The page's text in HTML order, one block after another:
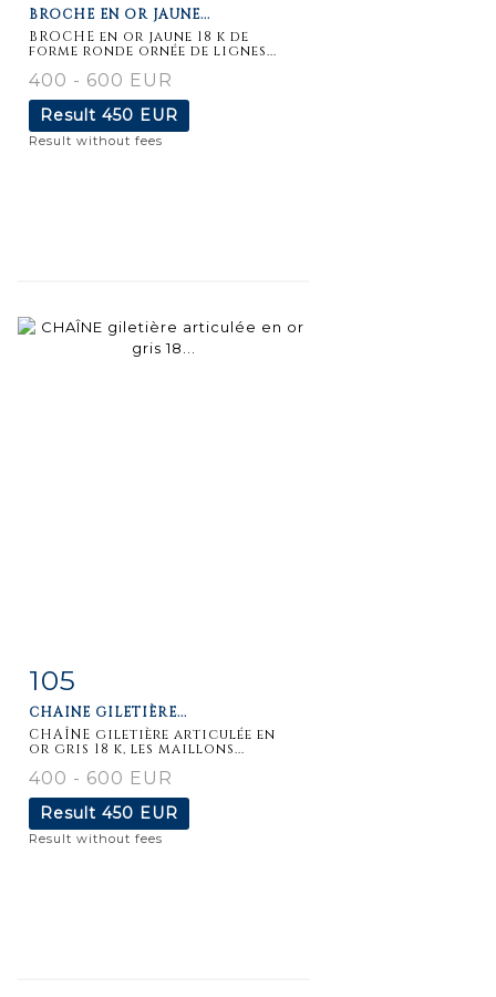
BROCHE EN OR JAUNE...
BROCHE en or jaune 18 k de
forme ronde ornée de lignes...
400 - 600 EUR
Result 450 EUR
Result without fees
Item detail
105
CHAÎNE GILETIÈRE...
CHAÎNE giletière articulée en
or gris 18 k, les maillons...
400 - 600 EUR
Result 450 EUR
Result without fees